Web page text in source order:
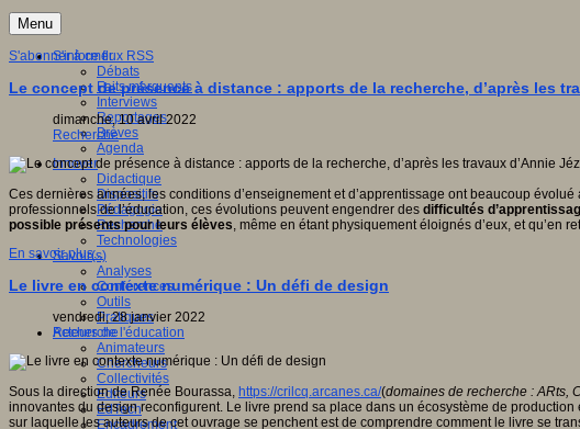
Menu
S'informer
Débats
Faits marquants
Interviews
Reportages
Brèves
Agenda
Innover
Didactique
Dispositifs
Pédagogie
Recherche
Technologies
Savoir(s)
Analyses
Conférences
Outils
Pratiques
Acteurs de l'éducation
Animateurs
Chercheurs
Collectivités
Editeurs
EdTech
Encadrement
S'abonner à ce flux RSS
Le concept de présence à distance : apports de la recherche, d’après les
dimanche, 10 avril 2022
Recherche
Ces dernières années, les conditions d’enseignement et d’apprentissage ont beaucoup évolué
professionnels de l’éducation, ces évolutions peuvent engendrer des difficultés
possible présents pour leurs élèves, même en étant physiquement éloignés d’eux, et qu’en
En savoir plus...
Le livre en contexte numérique : Un défi de design
vendredi, 28 janvier 2022
Recherche
Sous la direction de Renée Bourassa, https://crilcq.arcanes.ca/(domaines de recherche : ARts,
innovantes du design reconfigurent. Le livre prend sa place dans un écosystème de
sur laquelle les auteurs de cet ouvrage se penchent est de comprendre comment le livre se